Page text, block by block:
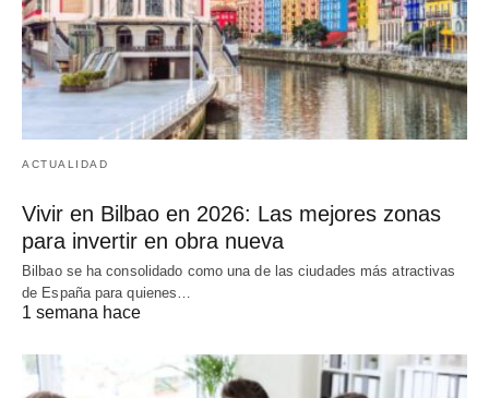
ACTUALIDAD
Vivir en Bilbao en 2026: Las mejores zonas
para invertir en obra nueva
Bilbao se ha consolidado como una de las ciudades más atractivas
de España para quienes…
1 semana hace